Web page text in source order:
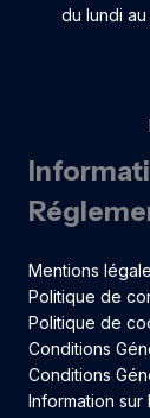
du lundi
Mentions
Politique de
Politique de
Conditions
Conditions
Information sur